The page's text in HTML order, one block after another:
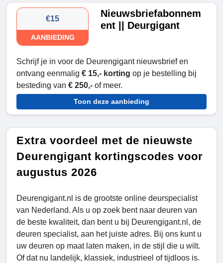
€15
AANBIEDING
Nieuwsbriefabonnem
ent || Deurgigant
Schrijf je in voor de Deurengigant nieuwsbrief en
ontvang eenmalig € 15,- korting op je bestelling bij
besteding van € 250,- of meer.
Toon deze aanbieding
Extra voordeel met de nieuwste
Deurengigant kortingscodes voor
augustus 2026
Deurengigant.nl is de grootste online deurspecialist
van Nederland. Als u op zoek bent naar deuren van
de beste kwaliteit, dan bent u bij Deurengigant.nl, de
deuren specialist, aan het juiste adres. Bij ons kunt u
uw deuren op maat laten maken, in de stijl die u wilt.
Of dat nu landelijk, klassiek, industrieel of tijdloos is.